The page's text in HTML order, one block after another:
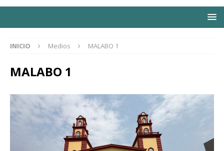
INICIO Medios MALABO 1
MALABO 1